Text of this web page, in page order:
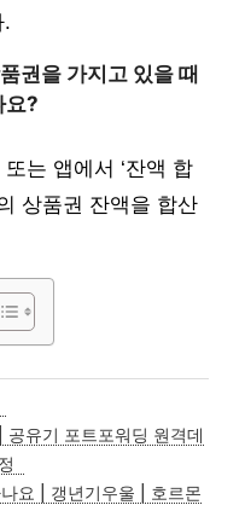
.
권을 가지고 있을 때
요?
는 앱에서 ‘잔액 합
상품권 잔액을 합산
유기 포트포워딩 원격데
요 | 갱년기우울 | 호르몬